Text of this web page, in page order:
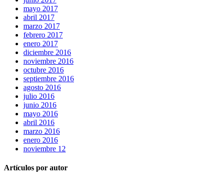
mayo 2017
abril 2017
marzo 2017
febrero 2017
enero 2017
diciembre 2016
noviembre 2016
octubre 2016
septiembre 2016
agosto 2016
julio 2016
junio 2016
mayo 2016
abril 2016
marzo 2016
enero 2016
noviembre 12
Artículos por autor